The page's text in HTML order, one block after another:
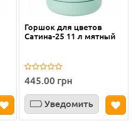
Горшок для цветов
Сатина-25 11 л мятный
445.00 грн
Уведомить